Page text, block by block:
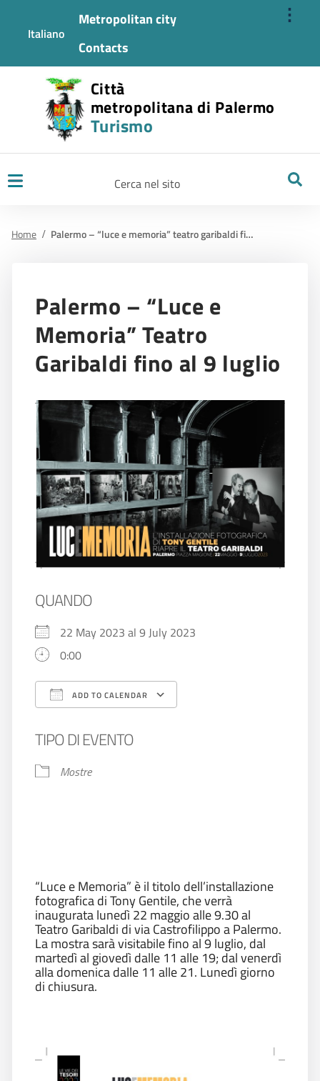
⋮
Italiano
Metropolitan city
Contacts
Città
metropolitana di Palermo
Turismo
Home Palermo – “luce e memoria” teatro garibaldi fino al 9 luglio
Palermo – “Luce e
Memoria” Teatro
Garibaldi fino al 9 luglio
QUANDO
22 May 2023 al 9 July 2023
0:00
ADD TO CALENDAR
TIPO DI EVENTO
Mostre
“Luce e Memoria” è il titolo dell’installazione
fotografica di Tony Gentile, che verrà
inaugurata lunedì 22 maggio alle 9.30 al
Teatro Garibaldi di via Castrofilippo a Palermo.
La mostra sarà visitabile fino al 9 luglio, dal
martedì al giovedì dalle 11 alle 19; dal venerdì
alla domenica dalle 11 alle 21. Lunedì giorno
di chiusura.